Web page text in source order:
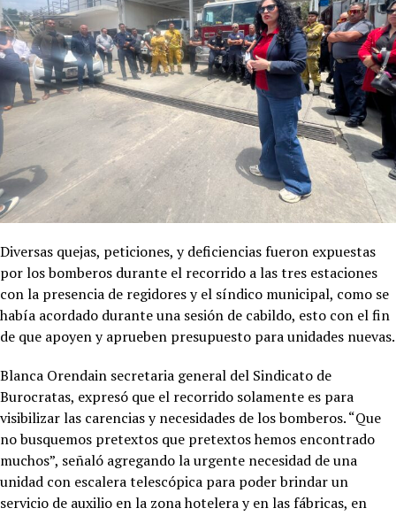
Diversas quejas, peticiones, y deficiencias fueron expuestas
por los bomberos durante el recorrido a las tres estaciones
con la presencia de regidores y el síndico municipal, como se
había acordado durante una sesión de cabildo, esto con el fin
de que apoyen y aprueben presupuesto para unidades nuevas.
Blanca Orendain secretaria general del Sindicato de
Burocratas, expresó que el recorrido solamente es para
visibilizar las carencias y necesidades de los bomberos. “Que
no busquemos pretextos que pretextos hemos encontrado
muchos”, señaló agregando la urgente necesidad de una
unidad con escalera telescópica para poder brindar un
servicio de auxilio en la zona hotelera y en las fábricas, en